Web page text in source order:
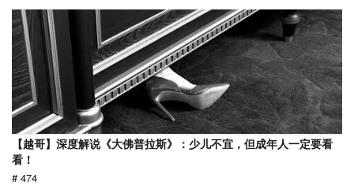
【越哥】深度解说《大佛普拉斯》：少儿不宜，但成年人一定要看
看！
# 474